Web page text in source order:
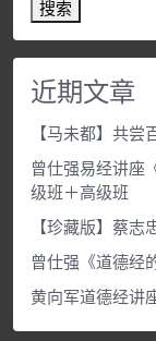
搜索
近期文章
【马未都】共尝
曾仕强易经讲座
级班＋高级班
【珍藏版】蔡
曾仕强《道德经
黄向军道德经讲